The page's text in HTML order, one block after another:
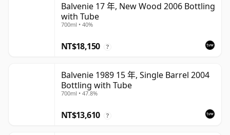
Balvenie 17 年, New Wood 2006 Bottling
with Tube
700ml • 40%
NT$18,150 ?
Balvenie 1989 15 年, Single Barrel 2004
Bottling with Tube
700ml • 47.8%
NT$13,610 ?